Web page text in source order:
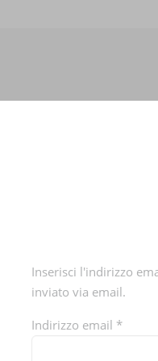
Inserisci l'indirizzo
inviato via email.
Indirizzo email *